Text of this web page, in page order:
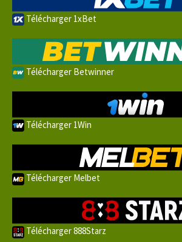
Télécharger 1xBet
Télécharger Betwinner
Télécharger 1Win
Télécharger Melbet
Télécharger 888Starz